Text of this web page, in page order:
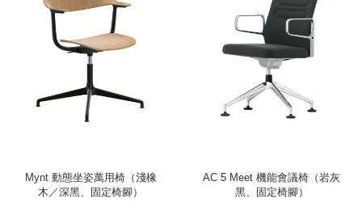
Mynt 動態坐姿萬用椅（淺橡
木／深黑、固定椅腳）
AC 5 Meet 機能會議椅（岩灰
黑、固定椅腳）